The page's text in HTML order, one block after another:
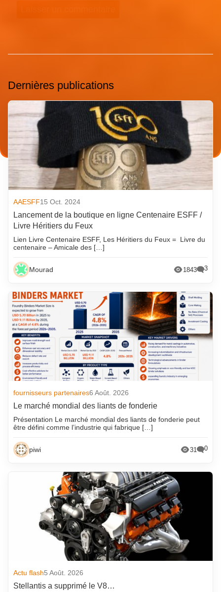
Dernières publications
AAESFF15 Oct. 2024
Lancement de la boutique en ligne Centenaire ESFF /
Livre Héritiers du Feux
Lien Livre Centenaire ESFF, Les Héritiers du Feux = Livre du
centenaire – Amicale des […]
Mourad 1843 3
fournisseurs partenaires6 Août. 2026
Le marché mondial des liants de fonderie
Présentation Le marché mondial des liants de fonderie peut
être défini comme l’industrie qui fabrique […]
piwi 31 0
Actu flash5 Août. 2026
Stellantis a supprimé le V8…